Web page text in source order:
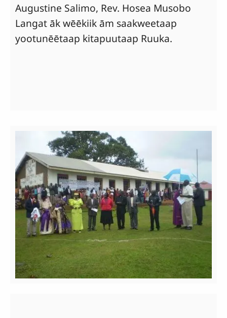
Augustine Salimo, Rev. Hosea Musobo
Langat āk wēēkiik ām saakweetaap
yootunēētaap kitapuutaap Ruuka.